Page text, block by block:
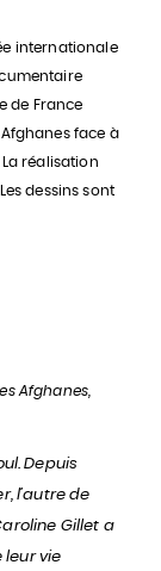
internationale
de France
face à
réalisation
dessins sont
Afghanes,
Depuis
l’autre de
Gillet a
leur vie